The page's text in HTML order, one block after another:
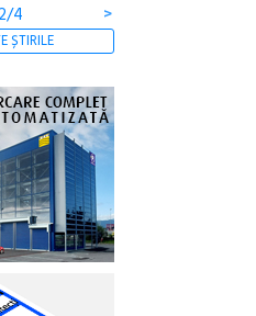
2/4 >
ȘTIRILE